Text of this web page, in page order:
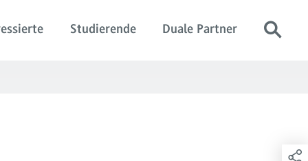
Studierende Duale Partner